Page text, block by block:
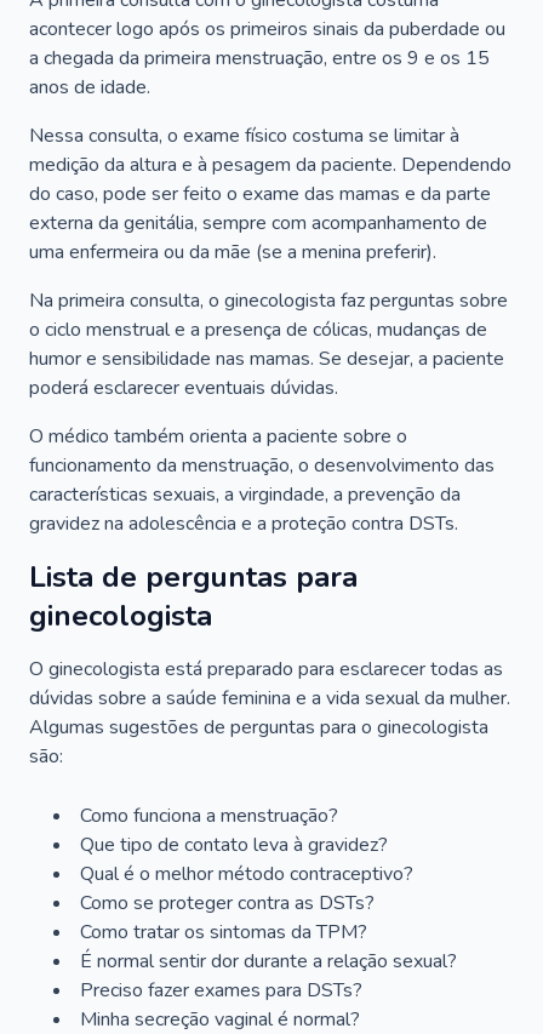
acontecer logo após os primeiros sinais da puberdade ou
a chegada da primeira menstruação, entre os 9 e os 15
anos de idade.
Nessa consulta, o exame físico costuma se limitar à
medição da altura e à pesagem da paciente. Dependendo
do caso, pode ser feito o exame das mamas e da parte
externa da genitália, sempre com acompanhamento de
uma enfermeira ou da mãe (se a menina preferir).
Na primeira consulta, o ginecologista faz perguntas sobre
o ciclo menstrual e a presença de cólicas, mudanças de
humor e sensibilidade nas mamas. Se desejar, a paciente
poderá esclarecer eventuais dúvidas.
O médico também orienta a paciente sobre o
funcionamento da menstruação, o desenvolvimento das
características sexuais, a virgindade, a prevenção da
gravidez na adolescência e a proteção contra DSTs.
Lista de perguntas para
ginecologista
O ginecologista está preparado para esclarecer todas as
dúvidas sobre a saúde feminina e a vida sexual da mulher.
Algumas sugestões de perguntas para o ginecologista
são:
Como funciona a menstruação?
Que tipo de contato leva à gravidez?
Qual é o melhor método contraceptivo?
Como se proteger contra as DSTs?
Como tratar os sintomas da TPM?
É normal sentir dor durante a relação sexual?
Preciso fazer exames para DSTs?
Minha secreção vaginal é normal?